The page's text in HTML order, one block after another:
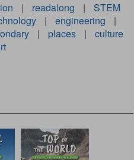
| readalong |
STEM
| engineering
|
| places |
culture